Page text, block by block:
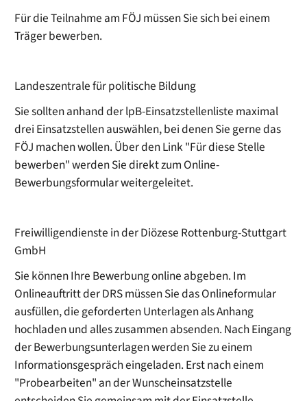
Für die Teilnahme am FÖJ müssen Sie sich bei einem
Träger bewerben.
Landeszentrale für politische Bildung
Sie sollten anhand der lpB-Einsatzstellenliste maximal
drei Einsatzstellen auswählen, bei denen Sie gerne das
FÖJ machen wollen. Über den Link "Für diese Stelle
bewerben" werden Sie direkt zum Online-
Bewerbungsformular weitergeleitet.
Freiwilligendienste in der Diözese Rottenburg-Stuttgart
GmbH
Sie können Ihre Bewerbung online abgeben. Im
Onlineauftritt der DRS müssen Sie das Onlineformular
ausfüllen, die geforderten Unterlagen als Anhang
hochladen und alles zusammen absenden. Nach Eingang
der Bewerbungsunterlagen werden Sie zu einem
Informationsgespräch eingeladen. Erst nach einem
"Probearbeiten" an der Wunscheinsatzstelle